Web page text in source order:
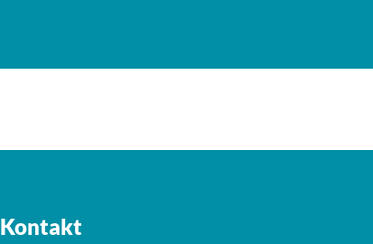
Kontakt